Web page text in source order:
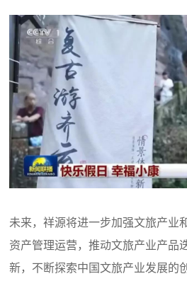
未来，祥源将进一步加强文旅产业
资产管理运营，推动文旅产业产品
新，不断探索中国文旅产业发展的